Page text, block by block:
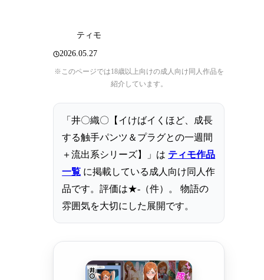
ティモ
2026.05.27
※このページでは18歳以上向けの成人向け同人作品を
紹介しています。
「井〇織〇【イけばイくほど、成長
する触手パンツ＆プラグとの一週間
＋流出系シリーズ】」は ティモ作品
一覧 に掲載している成人向け同人作
品です。評価は★-（件）。 物語の
雰囲気を大切にした展開です。